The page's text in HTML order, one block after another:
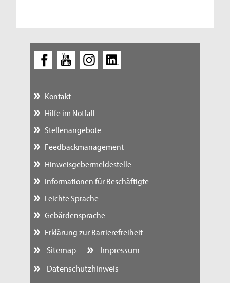
Kontakt
Hilfe im Notfall
Stellenangebote
Feedbackmanagement
Hinweisgebermeldestelle
Informationen für Beschäftigte
Leichte Sprache
Gebärdensprache
Erklärung zur Barrierefreiheit
Sitemap
Impressum
Datenschutzhinweis